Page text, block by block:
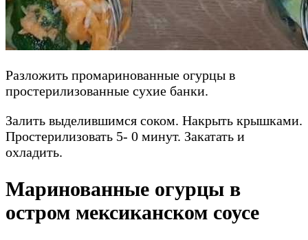
Разложить промаринованные огурцы в
простерилизованные сухие банки.
Залить выделившимся соком. Накрыть крышками.
Простерилизовать 5- 0 минут. Закатать и
охладить.
Маринованные огурцы в
остром мексиканском соусе